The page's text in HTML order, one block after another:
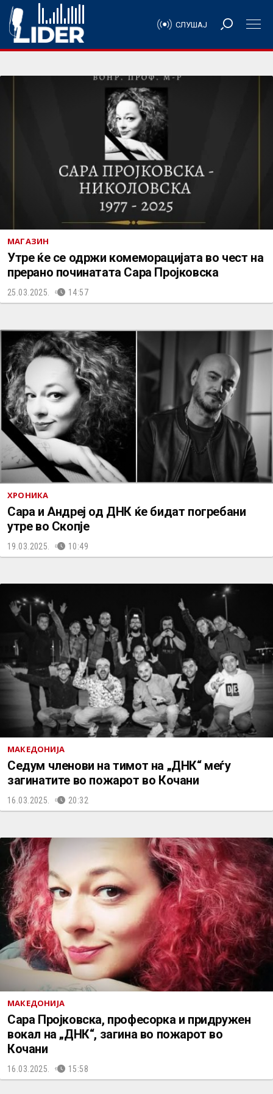
СЛУШАЈ
МАГАЗИН
Утре ќе се одржи комеморацијата во чест на
прерано починатата Сара Пројковска
25.03.2025. 14:57
ХРОНИКА
Сара и Андреј од ДНК ќе бидат погребани
утре во Скопје
19.03.2025. 10:49
МАКЕДОНИЈА
Седум членови на тимот на „ДНК“ меѓу
загинатите во пожарот во Кочани
16.03.2025. 20:32
МАКЕДОНИЈА
Сара Пројковска, професорка и придружен
вокал на „ДНК“, загина во пожарот во
Кочани
16.03.2025. 15:58